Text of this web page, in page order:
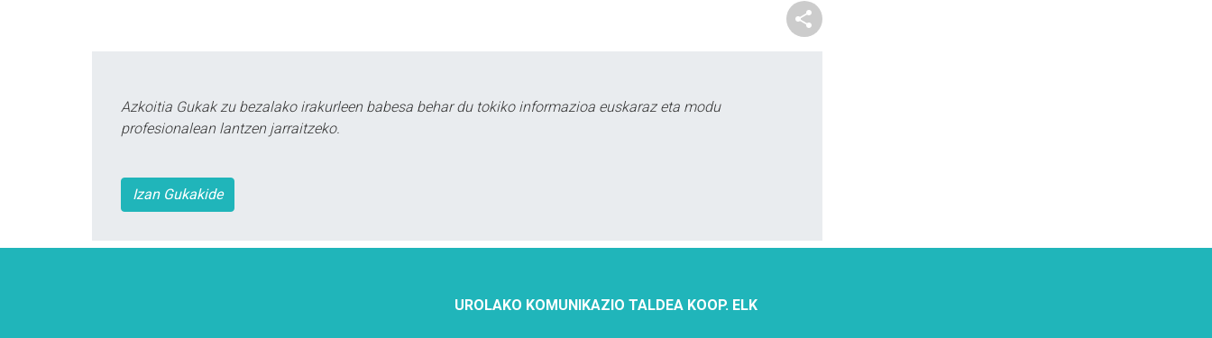
Azkoitia Gukak zu bezalako irakurleen babesa behar du tokiko informazioa euskaraz eta modu
profesionalean lantzen jarraitzeko.
Izan Gukakide
UROLAKO KOMUNIKAZIO TALDEA KOOP. ELK